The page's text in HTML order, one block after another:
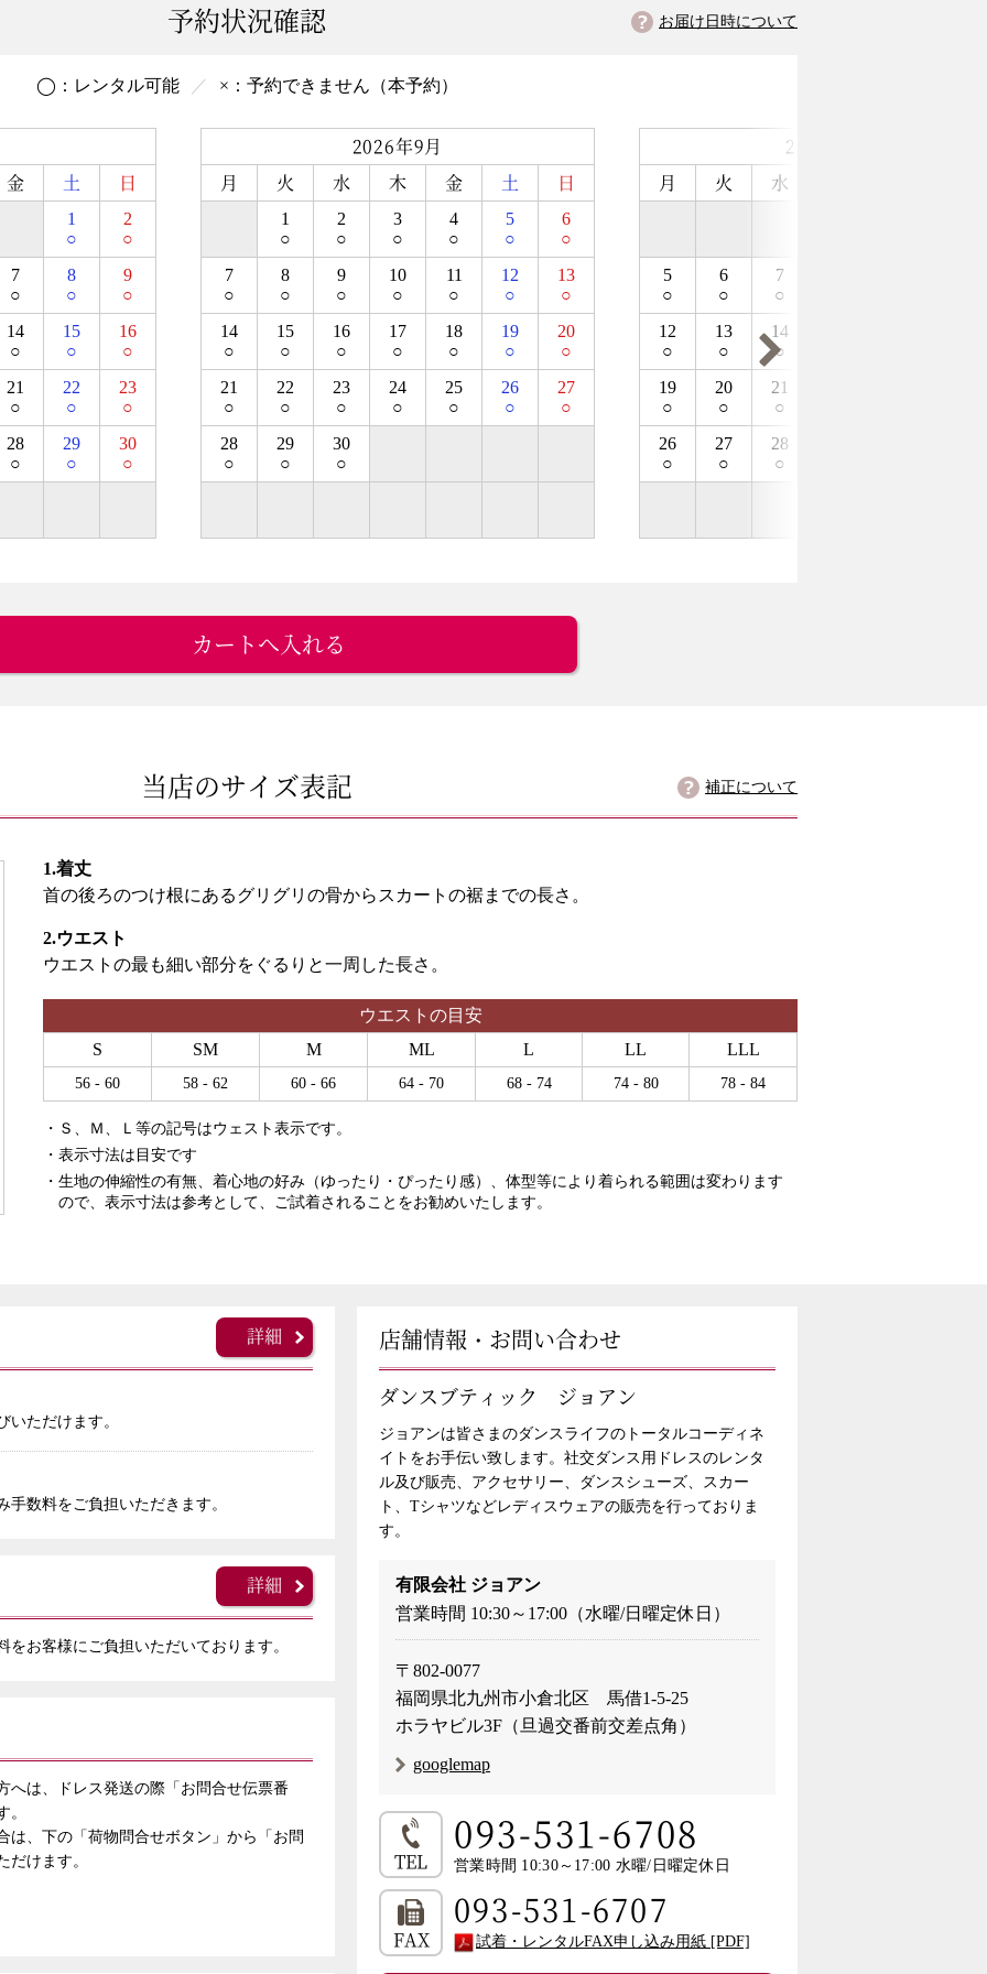
予約状況確認 お届け日時について
◯： レンタル可能 ×： 予約できません （本予約）
金
土 日
1
○
2
○
7
○
8
○
9
○
14
○
15
○
16
○
21
○
22
○
23
○
28
○
29
○
30
○
2026年9月
月
火 水 木 金 土 日
1
○
2
○
3
○
4
○
5
○
6
○
7
○
8
○
9
○
10
○
11
○
12
○
13
○
14
○
15
○
16
○
17
○
18
○
19
○
20
○
21
○
22
○
23
○
24
○
25
○
26
○
27
○
28
○
29
○
30
○
2026年10月
月
火 水
5
○
6
○
7
○
12
○
13
○
14
○
19
○
20
○
21
○
26
○
27
○
28
○
カートへ入れる
当店のサイズ表記 補正について
1.着丈
首の後ろのつけ根にあるグリグリの骨からスカートの裾までの長さ。
2.ウエスト
ウエストの最も細い部分をぐるりと一周した長さ。
ウエストの目安
S
56 - 60
SM
58 - 62
M
60 - 66
ML
64 - 70
L
68 - 74
LL
74 - 80
LLL
78 - 84
・Ｓ、Ｍ、Ｌ等の記号はウェスト表示です。
・表示寸法は目安です
・生地の伸縮性の有無、着心地の好み（ゆったり・ぴったり感）、体型等により着られる範囲は変わります
ので、表示寸法は参考として、ご試着されることをお勧めいたします。
いただけます。
数料をご負担いただきます。
詳細
お客様にご負担いただいております。
詳細
へは、ドレス発送の際「お問合せ伝票番
。
は、下の「荷物問合せボタン」から「お問
だけます。
店舗情報・お問い合わせ
ダンスブティック ジョアン
ジョアンは皆さまのダンスライフのトータルコーディネ
イトをお手伝い致します。社交ダンス用ドレスのレンタ
ル及び販売、アクセサリー、ダンスシューズ、スカー
ト、Tシャツなどレディスウェアの販売を行っておりま
す。
有限会社 ジョアン
営業時間 10:30～17:00（水曜/日曜定休日）
〒802-0077
福岡県北九州市小倉北区 馬借1-5-25
ホラヤビル3F（旦過交番前交差点角）
googlemap
TEL
093-531-6708
営業時間 10:30～17:00 水曜/日曜定休日
FAX
093-531-6707
試着・レンタルFAX申し込み用紙 [PDF]